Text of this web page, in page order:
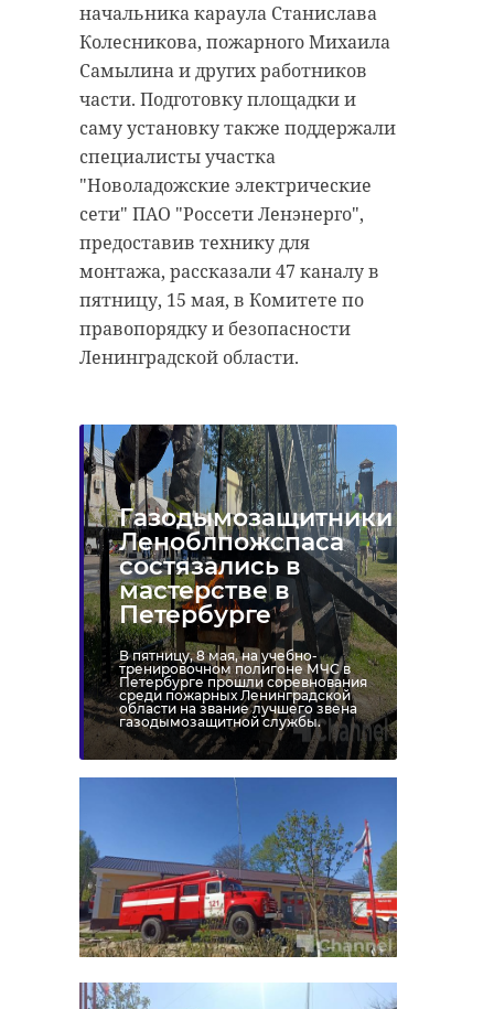
начальника караула Станислава
Колесникова, пожарного Михаила
Самылина и других работников
части. Подготовку площадки и
саму установку также поддержали
специалисты участка
"Новоладожские электрические
сети" ПАО "Россети Ленэнерго",
предоставив технику для
монтажа, рассказали 47 каналу в
пятницу, 15 мая, в Комитете по
правопорядку и безопасности
Ленинградской области.
Газодымозащитники
Леноблпожспаса
состязались в
мастерстве в
Петербурге
В пятницу, 8 мая, на учебно-
тренировочном полигоне МЧС в
Петербурге прошли соревнования
среди пожарных Ленинградской
области на звание лучшего звена
газодымозащитной службы.